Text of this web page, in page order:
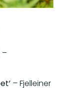
–
– Fjelleiner